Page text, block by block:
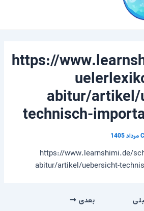
https://
abitur/
technisch-
https://www.learnshimi.de/
abitur/artikel/uebersicht-
بعدی